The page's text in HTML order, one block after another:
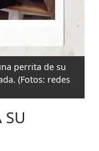
perrita de su
(Fotos: redes
SU